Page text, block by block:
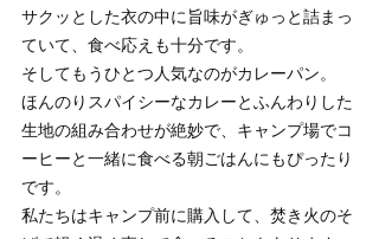
サクッとした衣の中に旨味がぎゅっと詰まっ
ていて、食べ応えも十分です。
そしてもうひとつ人気なのがカレーパン。
ほんのりスパイシーなカレーとふんわりした
生地の組み合わせが絶妙で、キャンプ場でコ
ーヒーと一緒に食べる朝ごはんにもぴったり
です。
私たちはキャンプ前に購入して、焚き火のそ